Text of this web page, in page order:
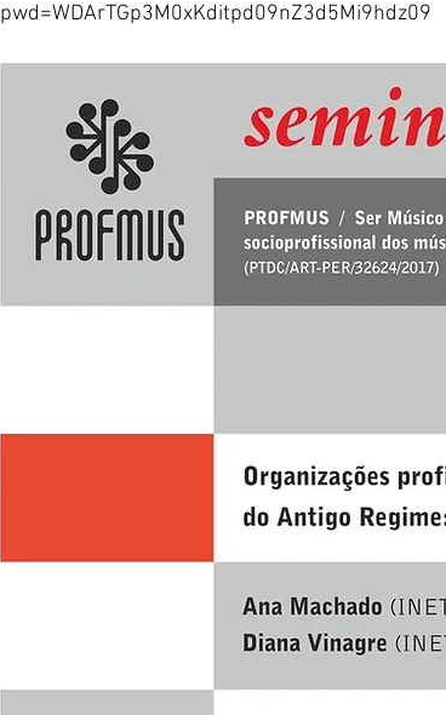
pwd=WDArTGp3M0xKditpd09nZ3d5Mi9hdz09